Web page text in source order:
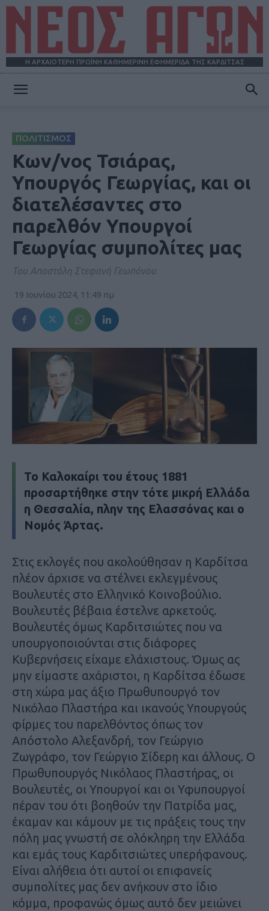
Η ΑΡΧΑΙΟΤΕΡΗ ΠΡΩΪΝΗ ΚΑΘΗΜΕΡΙΝΗ ΕΦΗΜΕΡΙΔΑ ΤΗΣ ΚΑΡΔΙΤΣΑΣ
ΠΟΛΙΤΙΣΜΟΣ
Κων/νος Τσιάρας,
Υπουργός Γεωργίας, και οι
διατελέσαντες στο
παρελθόν Υπουργοί
Γεωργίας συμπολίτες μας
Του Αποστόλη Στεφανή Γεωπόνου
19 Ιουνίου 2024, 11:49 πμ
Το Καλοκαίρι του έτους 1881
προσαρτήθηκε στην τότε μικρή Ελλάδα
η Θεσσαλία, πλην της Ελασσόνας και ο
Νομός Άρτας.
Στις εκλογές που ακολούθησαν η Καρδίτσα
πλέον άρχισε να στέλνει εκλεγμένους
Βουλευτές στο Ελληνικό Κοινοβούλιο.
Βουλευτές βέβαια έστελνε αρκετούς.
Βουλευτές όμως Καρδιτσιώτες που να
υπουργοποιούνται στις διάφορες
Κυβερνήσεις είχαμε ελάχιστους. Όμως ας
μην είμαστε αχάριστοι, η Καρδίτσα έδωσε
στη χώρα μας άξιο Πρωθυπουργό τον
Νικόλαο Πλαστήρα και ικανούς Υπουργούς
φίρμες του παρελθόντος όπως τον
Απόστολο Αλεξανδρή, τον Γεώργιο
Ζωγράφο, τον Γεώργιο Σίδερη και άλλους. Ο
Πρωθυπουργός Νικόλαος Πλαστήρας, οι
Βουλευτές, οι Υπουργοί και οι Υφυπουργοί
πέραν του ότι βοηθούν την Πατρίδα μας,
έκαμαν και κάμουν με τις πράξεις τους την
πόλη μας γνωστή σε ολόκληρη την Ελλάδα
και εμάς τους Καρδιτσιώτες υπερήφανους.
Είναι αλήθεια ότι αυτοί οι επιφανείς
συμπολίτες μας δεν ανήκουν στο ίδιο
κόμμα, προφανώς όμως αυτό δεν μειώνει